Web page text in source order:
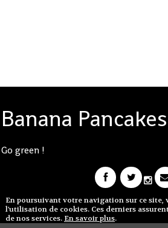
En poursuivant votre navigation sur ce site,
l'utilisation de cookies. Ces derniers
de nos services. En savoir plus.
Banana Pancakes
Go green !